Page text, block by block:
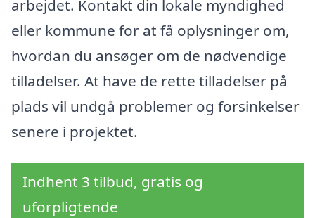
arbejdet. Kontakt din lokale myndighed
eller kommune for at få oplysninger om,
hvordan du ansøger om de nødvendige
tilladelser. At have de rette tilladelser på
plads vil undgå problemer og forsinkelser
senere i projektet.
Indhent 3 tilbud, gratis og
uforpligtende